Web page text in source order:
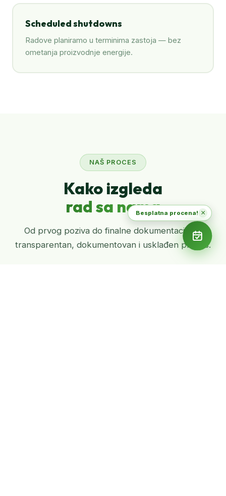
Scheduled shutdowns
Radove planiramo u terminima zastoja — bez
ometanja proizvodnje energije.
NAŠ PROCES
Kako izgleda
rad sa nama
Od prvog poziva do finalne dokumentacije —
transparentan, dokumentovan i usklađen proces.
Besplatna procena! ×